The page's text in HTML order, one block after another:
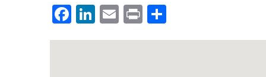
Facebook
LinkedIn
Email
Print